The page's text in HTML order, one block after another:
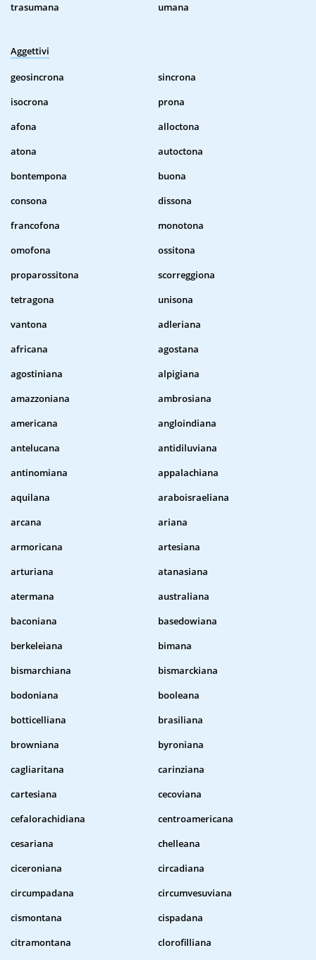
trasumana
umana
Aggettivi
geosincrona
sincrona
isocrona
prona
afona
alloctona
atona
autoctona
bontempona
buona
consona
dissona
francofona
monotona
omofona
ossitona
proparossitona
scorreggiona
tetragona
unisona
vantona
adleriana
africana
agostana
agostiniana
alpigiana
amazzoniana
ambrosiana
americana
angloindiana
antelucana
antidiluviana
antinomiana
appalachiana
aquilana
araboisraeliana
arcana
ariana
armoricana
artesiana
arturiana
atanasiana
atermana
australiana
baconiana
basedowiana
berkeleiana
bimana
bismarchiana
bismarckiana
bodoniana
booleana
botticelliana
brasiliana
browniana
byroniana
cagliaritana
carinziana
cartesiana
cecoviana
cefalorachidiana
centroamericana
cesariana
chelleana
ciceroniana
circadiana
circumpadana
circumvesuviana
cismontana
cispadana
citramontana
clorofilliana